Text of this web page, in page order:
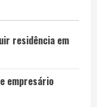
residência em
empresário